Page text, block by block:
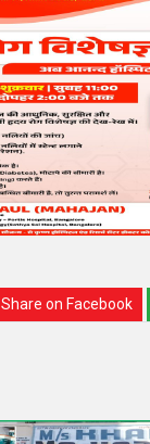
Share on Facebook